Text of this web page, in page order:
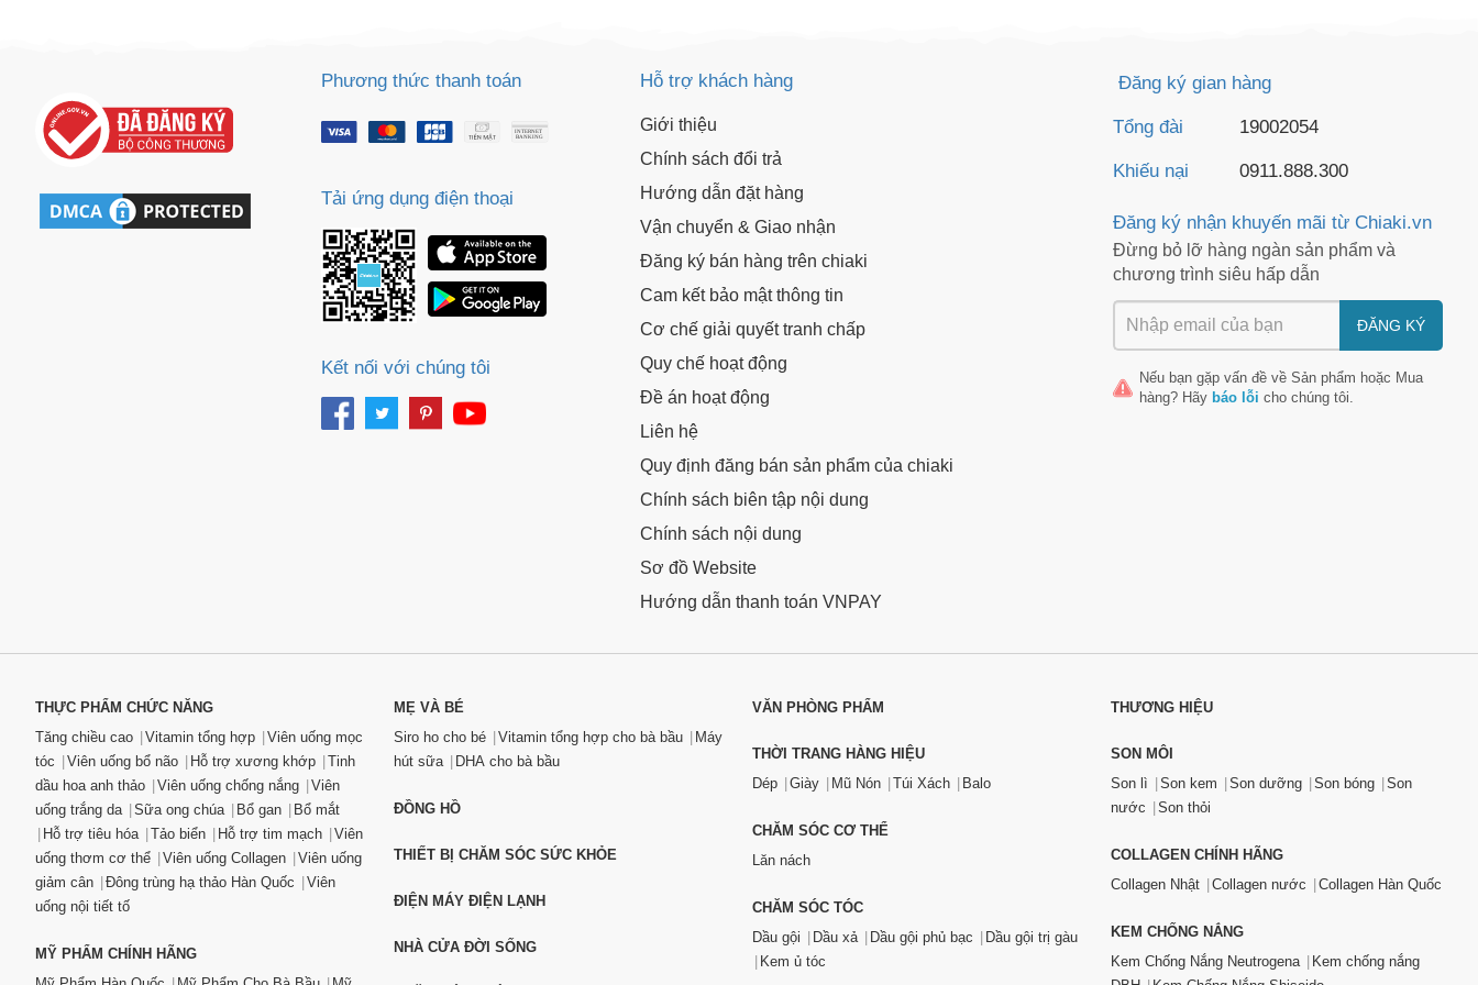
Phương thức thanh toán
Tải ứng dụng điện thoại
Kết nối với chúng tôi
Hỗ trợ khách hàng
Giới thiệu
Chính sách đổi trả
Hướng dẫn đặt hàng
Vận chuyển & Giao nhận
Đăng ký bán hàng trên chiaki
Cam kết bảo mật thông tin
Cơ chế giải quyết tranh chấp
Quy chế hoạt động
Đề án hoạt động
Liên hệ
Quy định đăng bán sản phẩm của chiaki
Chính sách biên tập nội dung
Chính sách nội dung
Sơ đồ Website
Hướng dẫn thanh toán VNPAY
Đăng ký gian hàng
Tổng đài 19002054
Khiếu nại 0911.888.300
Đăng ký nhận khuyến mãi từ Chiaki.vn
Đừng bỏ lỡ hàng ngàn sản phẩm và
chương trình siêu hấp dẫn
ĐĂNG KÝ
Nếu bạn gặp vấn đề về Sản phẩm hoặc Mua
hàng? Hãy báo lỗi cho chúng tôi.
THỰC PHẨM CHỨC NĂNG
Tăng chiều cao
Vitamin tổng hợp
Viên uống mọc
tóc
Viên uống bổ não Hỗ trợ xương khớp
Tinh
dầu hoa anh thảo
Viên uống chống nắng
Viên
uống trắng da
Sữa ong chúa Bổ gan
Bổ mắt
Hỗ trợ tiêu hóa
Tảo biển Hỗ trợ tim mạch
Viên
uống thơm cơ thể
Viên uống Collagen
Viên uống
giảm cân
Đông trùng hạ thảo Hàn Quốc
Viên
uống nội tiết tố
MỸ PHẨM CHÍNH HÃNG
MẸ VÀ BÉ
Siro ho cho bé
Vitamin tổng hợp cho bà bầu
Máy
hút sữa
DHA cho bà bầu
ĐỒNG HỒ
THIẾT BỊ CHĂM SÓC SỨC KHỎE
ĐIỆN MÁY ĐIỆN LẠNH
NHÀ CỬA ĐỜI SỐNG
VĂN PHÒNG PHẨM
THỜI TRANG HÀNG HIỆU
Dép
Giày Mũ Nón Túi Xách Balo
CHĂM SÓC CƠ THỂ
Lăn nách
CHĂM SÓC TÓC
Dầu gội
Dầu xả Dầu gội phủ bạc
Dầu gội trị gàu
Kem ủ tóc
THƯƠNG HIỆU
SON MÔI
Son lì
Son kem Son dưỡng Son bóng
Son
nước
Son thỏi
COLLAGEN CHÍNH HÃNG
Collagen Nhật
Collagen nước Collagen Hàn Quốc
KEM CHỐNG NẮNG
Kem Chống Nắng Neutrogena
Kem chống nắng
LẤY MÃ NGAY
LẤY MÃ NGAY